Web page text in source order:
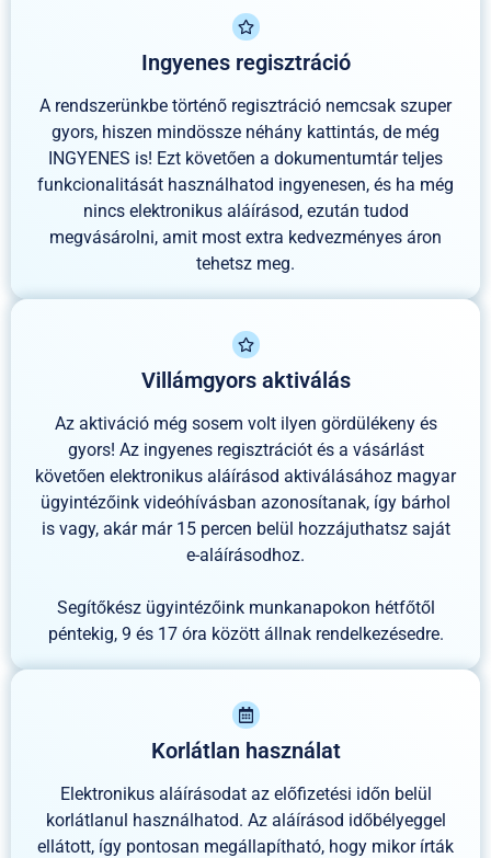
Ingyenes regisztráció
A rendszerünkbe történő regisztráció nemcsak szuper
gyors, hiszen mindössze néhány kattintás, de még
INGYENES is! Ezt követően a dokumentumtár teljes
funkcionalitását használhatod ingyenesen, és ha még
nincs elektronikus aláírásod, ezután tudod
megvásárolni, amit most extra kedvezményes áron
tehetsz meg.
Villámgyors aktiválás
Az aktiváció még sosem volt ilyen gördülékeny és
gyors! Az ingyenes regisztrációt és a vásárlást
követően elektronikus aláírásod aktiválásához magyar
ügyintézőink videóhívásban azonosítanak, így bárhol
is vagy, akár már 15 percen belül hozzájuthatsz saját
e-aláírásodhoz.
Segítőkész ügyintézőink munkanapokon hétfőtől
péntekig, 9 és 17 óra között állnak rendelkezésedre.
Korlátlan használat
Elektronikus aláírásodat az előfizetési időn belül
korlátlanul használhatod. Az aláírásod időbélyeggel
ellátott, így pontosan megállapítható, hogy mikor írták